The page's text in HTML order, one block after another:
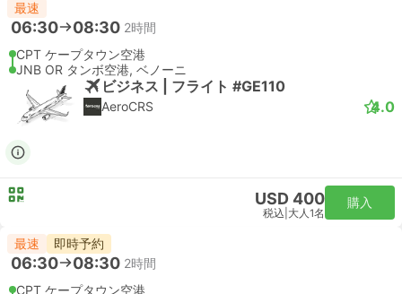
最速
06:30 08:30 2時間
CPT ケープタウン空港
JNB OR タンボ空港, ベノーニ
ビジネス | フライト #GE110
AeroCRS 4.0
USD 400
税込 大人1名
購入
最速 即時予約
06:30 08:30 2時間
CPT ケープタウン空港